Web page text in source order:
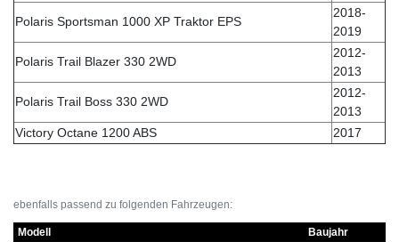
Polaris Sportsman 1000 XP Traktor EPS
2018-
2019
Polaris Trail Blazer 330 2WD
2012-
2013
Polaris Trail Boss 330 2WD
2012-
2013
Victory Octane 1200 ABS
2017
ebenfalls passend zu folgenden Fahrzeugen:
Modell
Baujahr